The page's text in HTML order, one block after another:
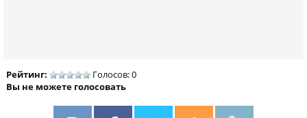
Рейтинг:
Голосов: 0
Вы не можете голосовать